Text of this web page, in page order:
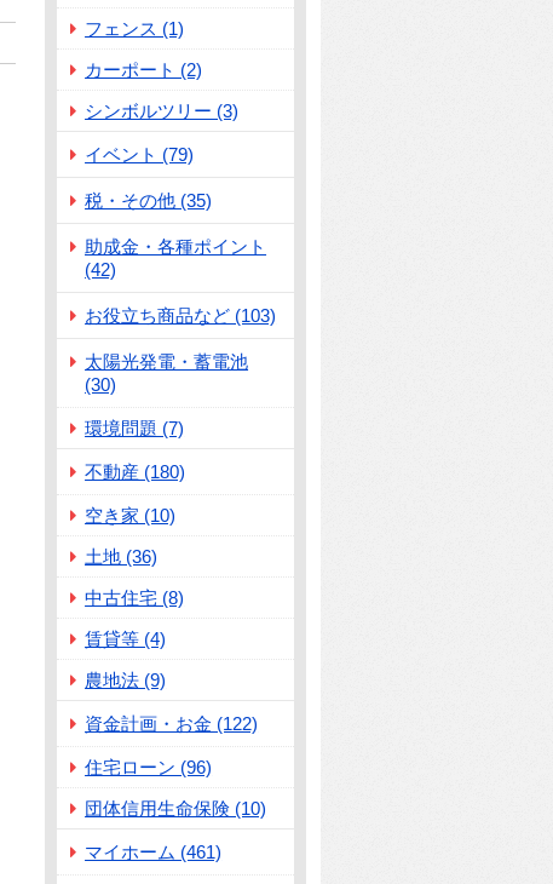
フェンス (1)
カーポート (2)
シンボルツリー (3)
イベント (79)
税・その他 (35)
助成金・各種ポイント
(42)
お役立ち商品など (103)
太陽光発電・蓄電池
(30)
環境問題 (7)
不動産 (180)
空き家 (10)
土地 (36)
中古住宅 (8)
賃貸等 (4)
農地法 (9)
資金計画・お金 (122)
住宅ローン (96)
団体信用生命保険 (10)
マイホーム (461)